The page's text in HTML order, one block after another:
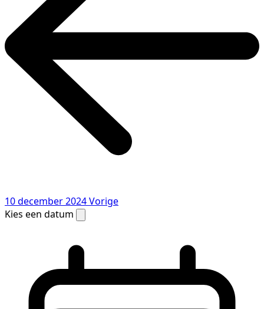
10 december 2024Vorige
Kies een datum